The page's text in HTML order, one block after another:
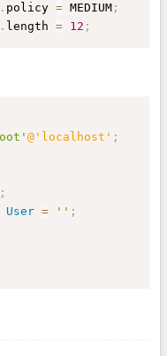
. policy = MEDIUM ;
. length = 12 ;
@'localhost' ;
;
User = '' ;